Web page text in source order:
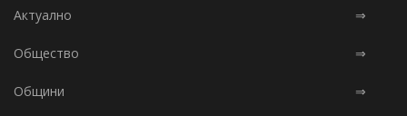
Актуално ⇒
Общество ⇒
Общини ⇒